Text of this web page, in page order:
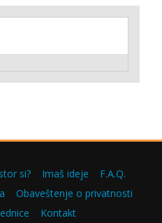
si? Imaš ideje
F.A.Q.
Obaveštenje o privatnosti
Kontakt